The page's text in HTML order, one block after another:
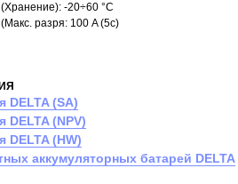
-20÷60 °C
разря: 100 A (5с)
DELTA (SA)
DELTA (NPV)
DELTA (HW)
аккумуляторных батарей DELTA